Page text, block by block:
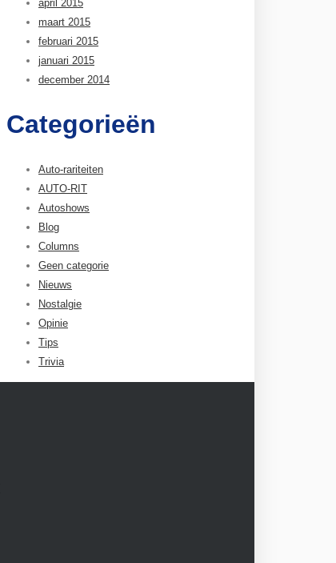
april 2015
maart 2015
februari 2015
januari 2015
december 2014
Categorieën
Auto-rariteiten
AUTO-RIT
Autoshows
Blog
Columns
Geen categorie
Nieuws
Nostalgie
Opinie
Tips
Trivia